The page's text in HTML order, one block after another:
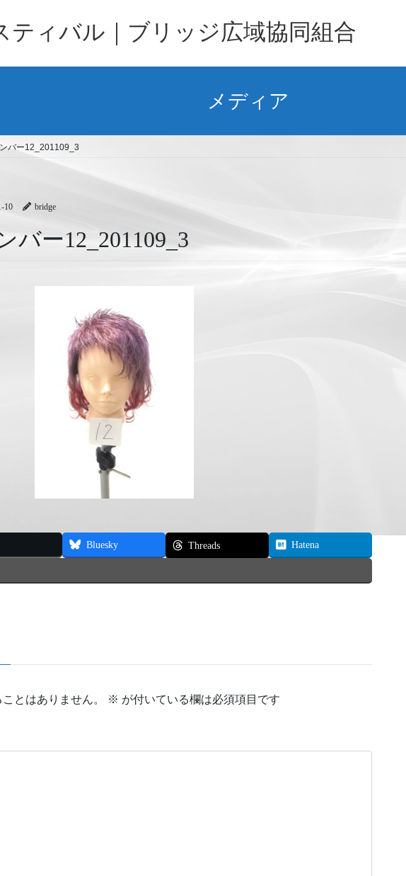
ティバル｜ブリッジ広域協同組合
メディア
バー12_201109_3
10 bridge
バー12_201109_3
Bluesky Threads Hatena
とはありません。 ※ が付いている欄は必須項目です